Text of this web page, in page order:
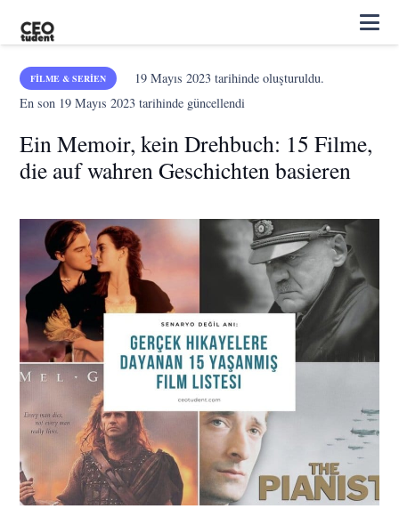
FILME & SERIEN 19 Mayıs 2023tarihinde oluşturuldu.
En son 19 Mayıs 2023 tarihinde güncellendi
Ein Memoir, kein Drehbuch: 15 Filme,
die auf wahren Geschichten basieren